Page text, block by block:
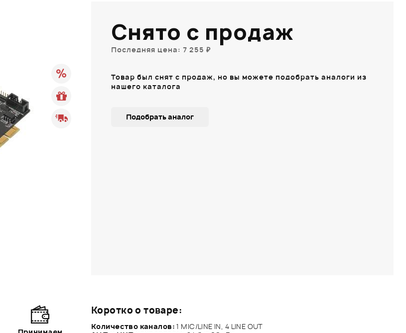
Коротко о товаре:
Количество каналов: 1 MIC/LINE IN, 4 LINE OUT
Снято с продаж
Последняя цена: 7 255 ₽
Товар был снят с продаж, но вы можете подобрать аналоги из
нашего каталога
Подобрать аналог